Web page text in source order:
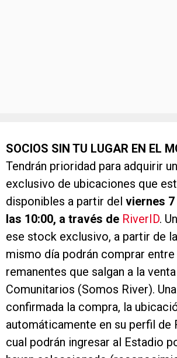
SOCIOS SIN TU LUGAR EN EL
Tendrán prioridad para adquirir
exclusivo de ubicaciones que
disponibles a partir del viernes
las 10:00, a través de RiverID.
ese stock exclusivo, a partir de
mismo día podrán comprar entre
remanentes que salgan a la
Comunitarios (Somos River).
confirmada la compra, la
automáticamente en su perfil de
cual podrán ingresar al Estadio